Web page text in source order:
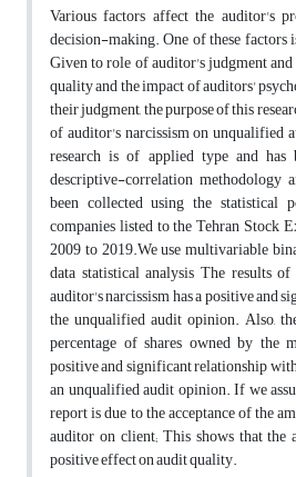
Various factors affect the auditor's
decision-making. One of these factors
Given to role of auditor's judgment
quality and the impact of auditors'
their judgment, the purpose of this
of auditor's narcissism on unqualified
research is of applied type and
descriptive-correlation methodology
been collected using the statistical
companies listed to the Tehran Stock
2009 to 2019.We use multivariable
data statistical analysis The results
auditor's narcissism has a positive and
the unqualified audit opinion. Also,
percentage of shares owned by the
positive and significant relationship
an unqualified audit opinion. If we
report is due to the acceptance of the
auditor on client; This shows that the
positive effect on audit quality.